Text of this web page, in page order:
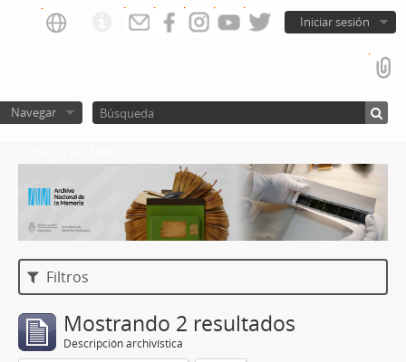
Iniciar sesión
Navegar
Filtros
Mostrando 2 resultados
Descripción archivística